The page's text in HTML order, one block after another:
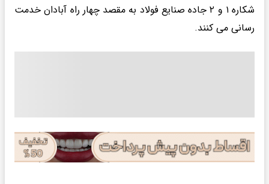
شکاره ۱ و ۲ جاده صنایع فولاد به مقصد چهار راه آبادان خدمت
رسانی می کنند.